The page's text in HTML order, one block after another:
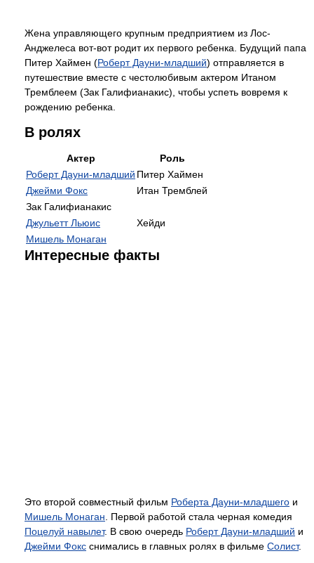
Жена управляющего крупным предприятием из Лос-
Анджелеса вот-вот родит их первого ребенка. Будущий папа
Питер Хаймен (Роберт Дауни-младший) отправляется в
путешествие вместе с честолюбивым актером Итаном
Тремблеем (Зак Галифианакис), чтобы успеть вовремя к
рождению ребенка.
В ролях
Актер
Роль
Роберт Дауни-младший Питер Хаймен
Джейми Фокс
Итан Тремблей
Зак Галифианакис
Джульетт Льюис
Хейди
Мишель Монаган
Интересные факты
Это второй совместный фильм Роберта Дауни-младшего и
Мишель Монаган . Первой работой стала черная комедия
Поцелуй навылет. В свою очередь Роберт Дауни-младший и
Джейми Фокс снимались в главных ролях в фильме Солист.